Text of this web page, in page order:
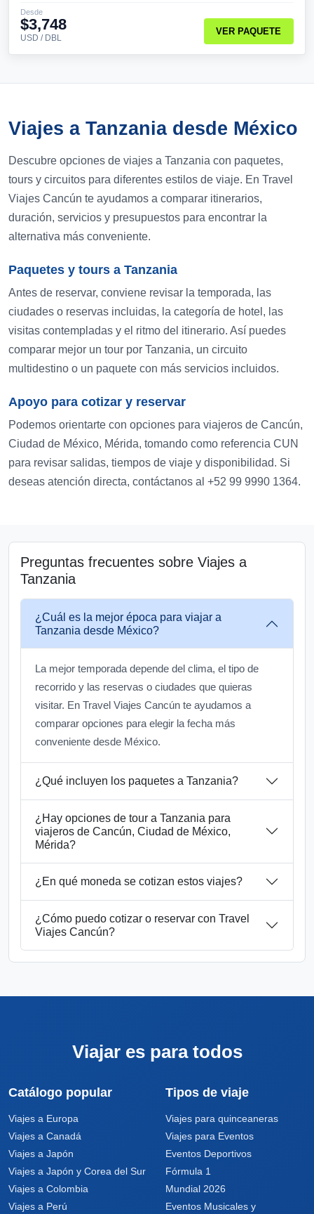
Desde
$3,748
USD / DBL
VER PAQUETE
Viajes a Tanzania desde México
Descubre opciones de viajes a Tanzania con paquetes,
tours y circuitos para diferentes estilos de viaje. En Travel
Viajes Cancún te ayudamos a comparar itinerarios,
duración, servicios y presupuestos para encontrar la
alternativa más conveniente.
Paquetes y tours a Tanzania
Antes de reservar, conviene revisar la temporada, las
ciudades o reservas incluidas, la categoría de hotel, las
visitas contempladas y el ritmo del itinerario. Así puedes
comparar mejor un tour por Tanzania, un circuito
multidestino o un paquete con más servicios incluidos.
Apoyo para cotizar y reservar
Podemos orientarte con opciones para viajeros de Cancún,
Ciudad de México, Mérida, tomando como referencia CUN
para revisar salidas, tiempos de viaje y disponibilidad. Si
deseas atención directa, contáctanos al +52 99 9990 1364.
Preguntas frecuentes sobre Viajes a
Tanzania
¿Cuál es la mejor época para viajar a
Tanzania desde México?
La mejor temporada depende del clima, el tipo de
recorrido y las reservas o ciudades que quieras
visitar. En Travel Viajes Cancún te ayudamos a
comparar opciones para elegir la fecha más
conveniente desde México.
¿Qué incluyen los paquetes a Tanzania?
¿Hay opciones de tour a Tanzania para
viajeros de Cancún, Ciudad de México,
Mérida?
¿En qué moneda se cotizan estos viajes?
¿Cómo puedo cotizar o reservar con Travel
Viajes Cancún?
Viajar es para todos
Catálogo popular
Viajes a Europa
Viajes a Canadá
Viajes a Japón
Viajes a Japón y Corea del Sur
Viajes a Colombia
Viajes a Perú
Tipos de viaje
Viajes para quinceaneras
Viajes para Eventos
Eventos Deportivos
Fórmula 1
Mundial 2026
Eventos Musicales y